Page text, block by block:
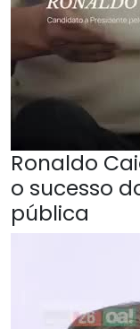
Ronaldo
o sucesso
pública